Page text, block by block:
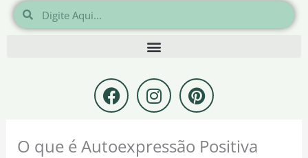
Pesquisar
Pesquisar
F
a
c
e
I
n
s
t
P
i
n
t
O que é Autoexpressão Positiva